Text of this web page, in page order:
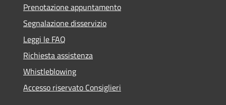
Prenotazione appuntamento
Segnalazione disservizio
Leggi le FAQ
Richiesta assistenza
Whistleblowing
Accesso riservato Consiglieri